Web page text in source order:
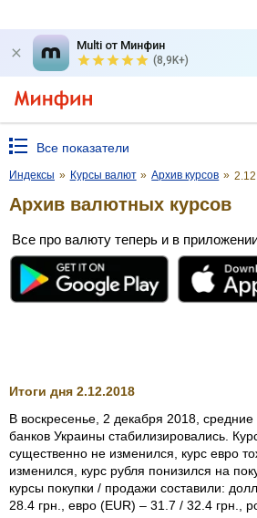
Multi от Минфин
(8,9K+)
Все показатели
Индексы » Курсы валют » Архив курсов »
Архив валютных курсов
Все про валюту теперь и в
Итоги дня 2.12.2018
В воскресенье, 2 декабря 2018,
банков Украины стабилизировались.
существенно не изменился, курс евро
изменился, курс рубля понизился на
курсы покупки / продажи составили:
28.4 грн., евро (EUR) – 31.7 / 32.4 грн.,